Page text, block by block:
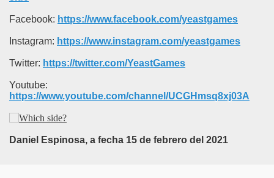
Facebook: https://www.facebook.com/yeastgames
Instagram: https://www.instagram.com/yeastgames
Twitter: https://twitter.com/YeastGames
Youtube:
https://www.youtube.com/channel/UCGHmsq8xj03A
Daniel Espinosa, a fecha 15 de febrero del 2021